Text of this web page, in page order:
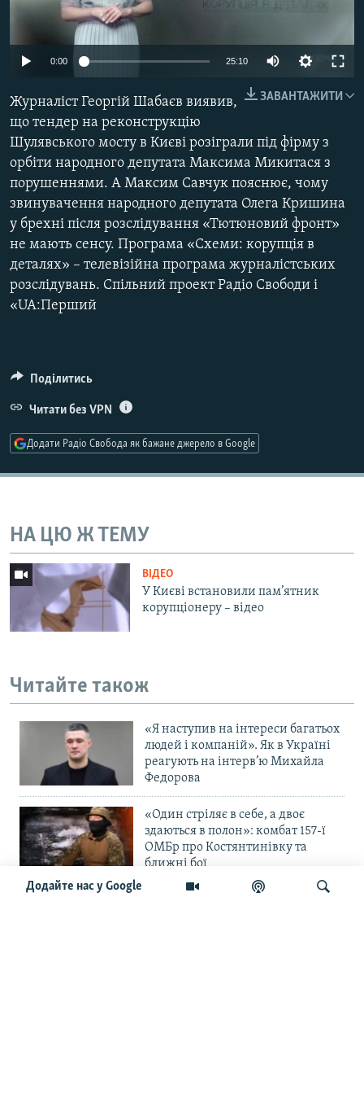
МУЛЬТИМЕДІА
ФОТО
СПЕЦПРОЄКТИ
ПОДКАСТИ
КРИМ РЕАЛІЇ
РУС
УКР
КТАТ
ДОЛУЧАЙСЯ!
Усі сайти RFE/RL
Додайте нас у Google
0:00 25:10
ЗАВАНТАЖИТИ
Журналіст Георгій Шабаєв виявив,
що тендер на реконструкцію
Шулявського мосту в Києві розіграли під фірму з
орбіти народного депутата Максима Микитася з
порушеннями. А Максим Савчук пояснює, чому
звинувачення народного депутата Олега Кришина
у брехні після розслідування «Тютюновий фронт»
не мають сенсу. Програма «Схеми: корупція в
деталях» – телевізійна програма журналістських
розслідувань. Спільний проект Радіо Свободи і
«UA:Перший
Поділитись
Читати без VPN
Додати Радіо Свобода як бажане джерело в Google
НА ЦЮ Ж ТЕМУ
ВІДЕО
У Києві встановили пам’ятник
корупціонеру – відео
Читайте також
«Я наступив на інтереси багатьох
людей і компаній». Як в Україні
реагують на інтерв’ю Михайла
Федорова
«Один стріляє в себе, а двоє
здаються в полон»: комбат 157-ї
ОМБр про Костянтинівку та
ближні бої